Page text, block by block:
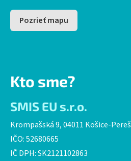
Pozrieť mapu
Kto sme?
SMIS EU s.r.o.
Krompašská 9, 04011 Košice-Pereš
IČO: 52680665
IČ DPH: SK2121102863